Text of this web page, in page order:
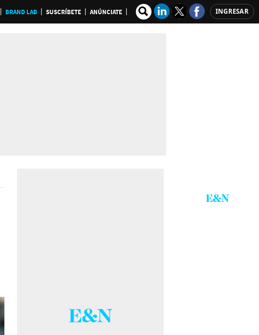
BRAND LAB SUSCRÍBETE ANÚNCIATE INGRESAR